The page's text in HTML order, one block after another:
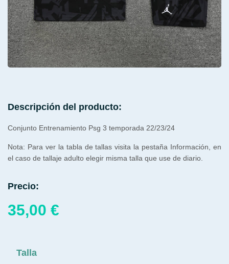
Descripción del producto:
Conjunto Entrenamiento Psg 3 temporada 22/23/24
Nota: Para ver la tabla de tallas visita la pestaña Información, en
el caso de tallaje adulto elegir misma talla que use de diario.
Precio:
35,00 €
Talla